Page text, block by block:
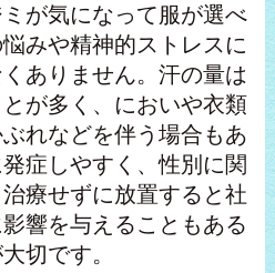
が気になって服が選べ
みや精神的ストレスに
ありません。汗の量は
が多く、においや衣類
れなどを伴う場合もあ
症しやすく、性別に関
療せずに放置すると社
響を与えることもある
切です。